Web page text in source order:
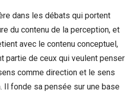
dans les débats qui portent
du contenu de la perception, et
avec le contenu conceptuel,
partie de ceux qui veulent penser
comme direction et le sens
Il fonde sa pensée sur une base